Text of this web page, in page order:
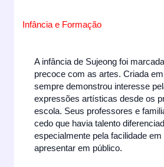
Infância e Formação
A infância de Sujeong foi
precoce com as artes. Criada
sempre demonstrou interesse
expressões artísticas desde os
escola. Seus professores e
cedo que havia talento
especialmente pela facilidade
apresentar em público.